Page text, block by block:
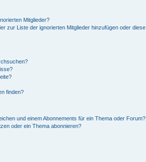
Mitglieder?
zur Liste der ignorierten Mitglieder hinzufügen oder diese
finden?
und einem Abonnements für ein Thema oder Forum?
oder ein Thema abonnieren?